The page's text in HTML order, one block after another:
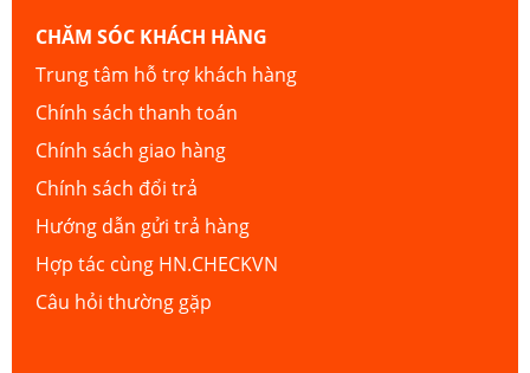
CHĂM SÓC KHÁCH HÀNG
Trung tâm hỗ trợ khách hàng
Chính sách thanh toán
Chính sách giao hàng
Chính sách đổi trả
Hướng dẫn gửi trả hàng
Hợp tác cùng HN.CHECKVN
Câu hỏi thường gặp